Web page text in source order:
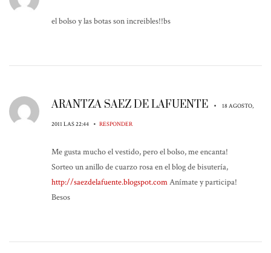
el bolso y las botas son increibles!!bs
ARANTZA SAEZ DE LAFUENTE • 18 AGOSTO,
2011 LAS 22:44 • RESPONDER
Me gusta mucho el vestido, pero el bolso, me encanta!
Sorteo un anillo de cuarzo rosa en el blog de bisutería,
http://saezdelafuente.blogspot.comAnímate y participa!
Besos